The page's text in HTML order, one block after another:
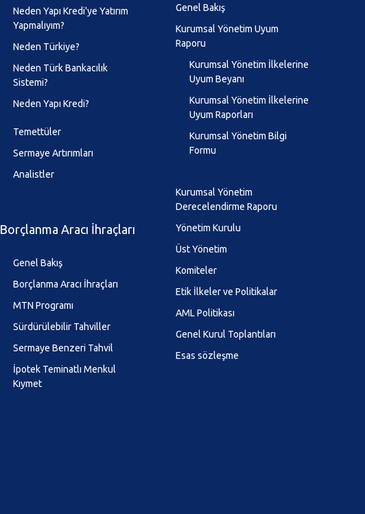
Neden Yapı Kredi'ye Yatırım
Yapmalıyım?
Neden Türkiye?
Neden Türk Bankacılık
Sistemi?
Neden Yapı Kredi?
Temettüler
Sermaye Artırımları
Analistler
Borçlanma Aracı İhraçları
Genel Bakış
Borçlanma Aracı İhraçları
MTN Programı
Sürdürülebilir Tahviller
Sermaye Benzeri Tahvil
İpotek Teminatlı Menkul
Kıymet
Genel Bakış
Kurumsal Yönetim Uyum
Raporu
Kurumsal Yönetim İlkelerine
Uyum Beyanı
Kurumsal Yönetim İlkelerine
Uyum Raporları
Kurumsal Yönetim Bilgi
Formu
Kurumsal Yönetim
Derecelendirme Raporu
Yönetim Kurulu
Üst Yönetim
Komiteler
Etik İlkeler ve Politikalar
AML Politikası
Genel Kurul Toplantıları
Esas sözleşme